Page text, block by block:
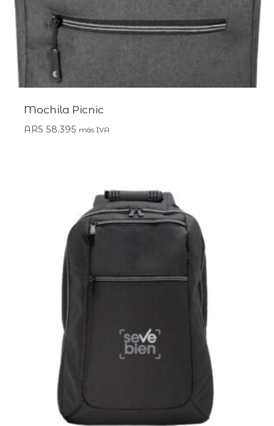
Mochila Picnic
ARS 58.395 más IVA